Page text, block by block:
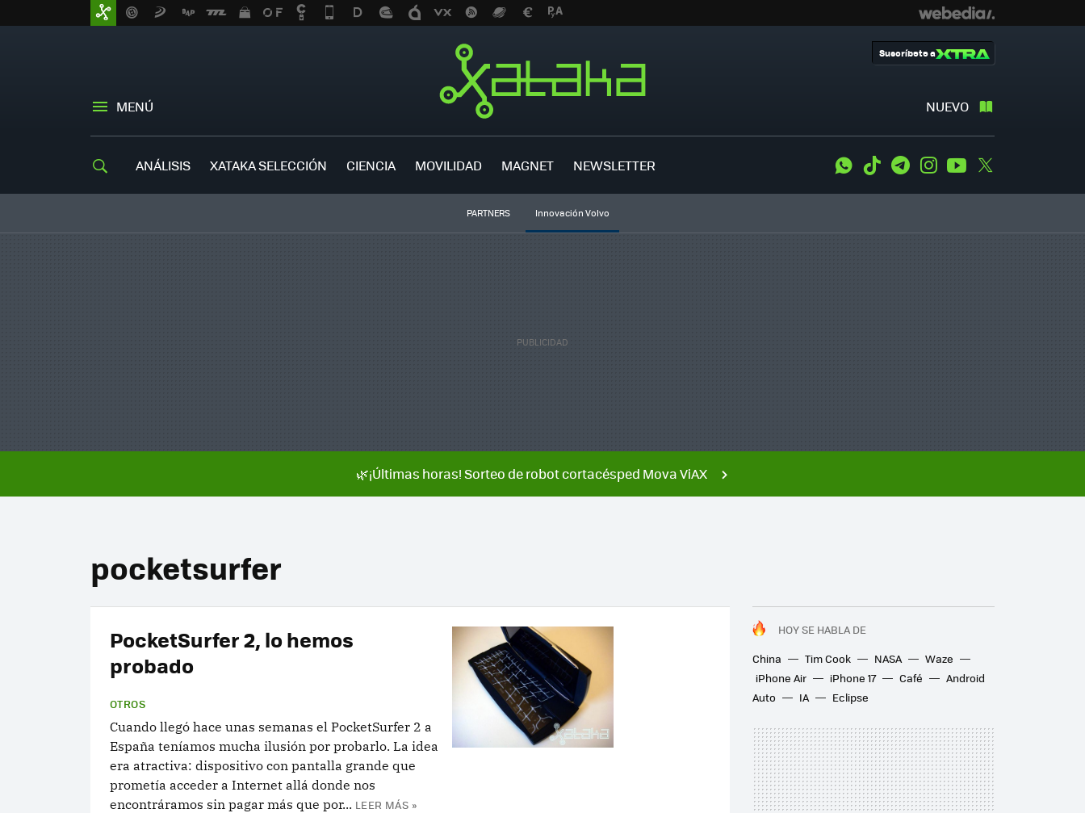
MENÚ NUEVO
Suscríbete a
ANÁLISIS XATAKA SELECCIÓN CIENCIA MOVILIDAD MAGNET NEWSLETTER WhatsApp
Tiktok TelegramInstagramYoutube
PARTNERS Innovación Volvo
🌿¡Últimas horas! Sorteo de robot cortacésped Mova ViAX
pocketsurfer
HOY SE HABLA DE
China
Tim Cook NASA
Waze
iPhone Air
iPhone 17 Café
Android
Auto
IA Eclipse
PocketSurfer 2, lo hemos
probado
OTROS
Cuando llegó hace unas semanas el PocketSurfer 2 a
España teníamos mucha ilusión por probarlo. La idea
era atractiva: dispositivo con pantalla grande que
prometía acceder a Internet allá donde nos
encontráramos sin pagar más que por... LEER MÁS »